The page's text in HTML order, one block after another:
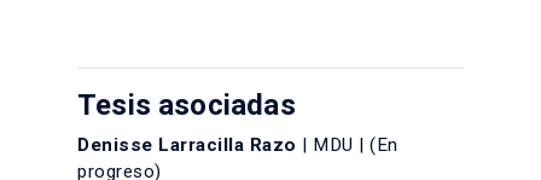
Tesis asociadas
Denisse Larracilla Razo | MDU | (En
progreso)